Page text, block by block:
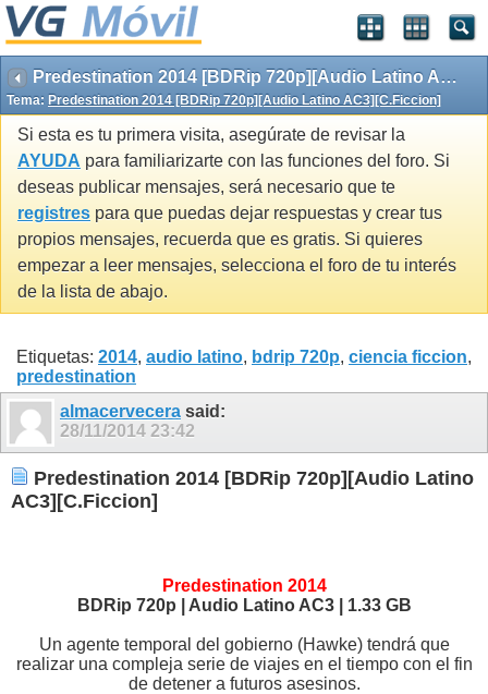
Predestination 2014 [BDRip 720p][Audio Latino AC3][C.Ficcion]
Tema: Predestination 2014 [BDRip 720p][Audio Latino AC3][C.Ficcion]
Si esta es tu primera visita, asegúrate de revisar la
AYUDA para familiarizarte con las funciones del foro. Si
deseas publicar mensajes, será necesario que te
registres para que puedas dejar respuestas y crear tus
propios mensajes, recuerda que es gratis. Si quieres
empezar a leer mensajes, selecciona el foro de tu interés
de la lista de abajo.
Etiquetas: 2014, audio latino, bdrip 720p, ciencia ficcion,
predestination
almacervecera said:
28/11/2014 23:42
Predestination 2014 [BDRip 720p][Audio Latino
AC3][C.Ficcion]
Predestination 2014
BDRip 720p | Audio Latino AC3 | 1.33 GB
Un agente temporal del gobierno (Hawke) tendrá que
realizar una compleja serie de viajes en el tiempo con el fin
de detener a futuros asesinos.